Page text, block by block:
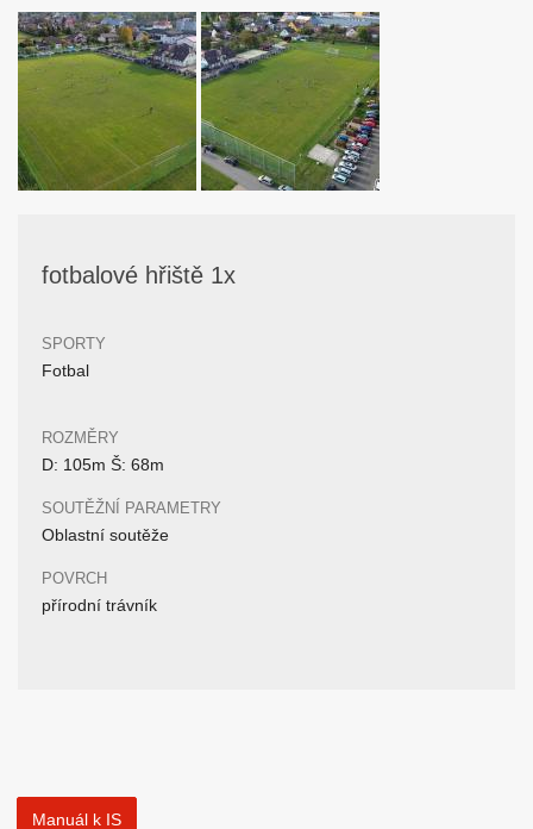
fotbalové hřiště 1x
SPORTY
Fotbal
ROZMĚRY
D: 105m Š: 68m
SOUTĚŽNÍ PARAMETRY
Oblastní soutěže
POVRCH
přírodní trávník
Manuál k IS